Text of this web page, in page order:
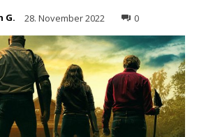
G. 28. November 2022 0